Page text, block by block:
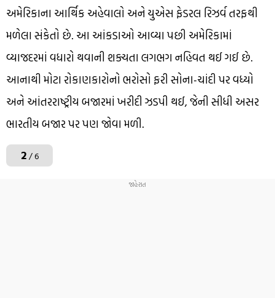
અમેરિકાના આર્થિક અહેવાલો અને યુએસ ફેડરલ રિઝર્વ તરફથી
મળેલા સંકેતો છે. આ આંકડાઓ આવ્યા પછી અમેરિકામાં
વ્યાજદરમાં વધારો થવાની શક્યતા લગભગ નહિવત થઈ ગઈ છે.
આનાથી મોટા રોકાણકારોનો ભરોસો ફરી સોના-ચાંદી પર વધ્યો
અને આંતરરાષ્ટ્રીય બજારમાં ખરીદી ઝડપી થઈ, જેની સીધી અસર
ભારતીય બજાર પર પણ જોવા મળી.
2/ 6